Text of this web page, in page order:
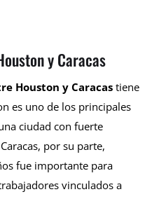
y Caracas
Houston y Caracastiene
es uno de los principales
ciudad con fuerte
por su parte,
fue importante para
vinculados a